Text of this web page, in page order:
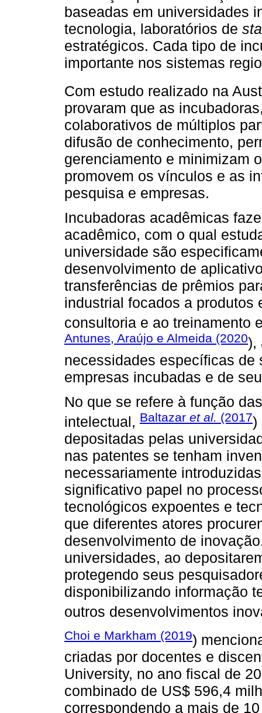
baseadas em universidades
tecnologia, laboratórios de
estratégicos. Cada tipo de
importante nos sistemas
Com estudo realizado na
provaram que as
colaborativos de múltiplos
difusão de conhecimento,
gerenciamento e minimizam
promovem os vínculos e as
pesquisa e empresas.
Incubadoras acadêmicas
acadêmico, com o qual
universidade são
desenvolvimento de
transferências de prêmios
industrial focados a produtos
consultoria e ao treinamento
Antunes, Araújo e Almeida (2020),
necessidades específicas
empresas incubadas e de
No que se refere à função
intelectual, Baltazar et al. (2017)
depositadas pelas
nas patentes se tenham
necessariamente
significativo papel no
tecnológicos expoentes e
que diferentes atores
desenvolvimento de
universidades, ao
protegendo seus
disponibilizando informação
outros desenvolvimentos
Choi e Markham (2019)
criadas por docentes e
University, no ano fiscal de
combinado de US$ 596,4
correspondendo a mais de